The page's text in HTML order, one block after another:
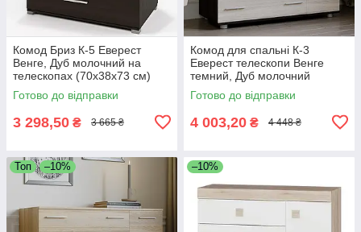
Комод Бриз К-5 Еверест
Венге, Дуб молочний на
телескопах (70х38х73 см)
Готово до відправки
3 298,50 ₴ 3 665 ₴
Комод для спальні К-3
Еверест телескопи Венге
темний, Дуб молочний
(100х38х73 см)
Готово до відправки
4 003,20 ₴ 4 448 ₴
Топ –10% –10%